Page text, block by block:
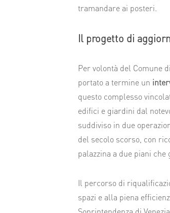
tramandare ai posteri.
Il progetto di
Per volontà del Comune
portato a termine un
questo complesso
edifici e giardini dal
suddiviso in due
del secolo scorso, con
palazzina a due piani
Il percorso di
spazi e alla piena